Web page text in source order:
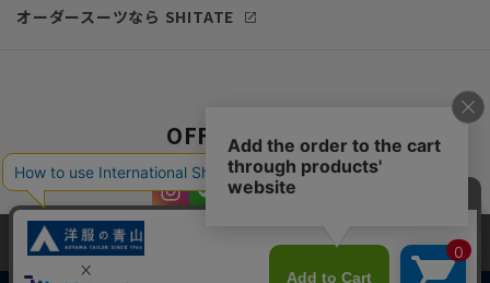
オーダースーツなら SHITATE
OFFICIAL SNS
当サイトでは、快適な閲覧体験とコンテンツ改善のためにCookieを使用